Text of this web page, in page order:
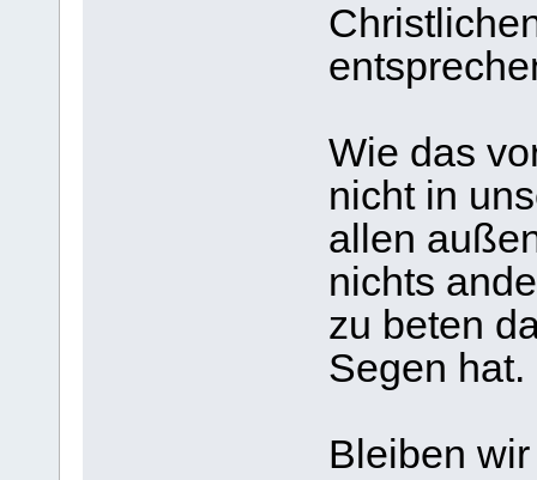
Wie das
nicht in
allen
nichts
zu beten
Segen hat.
Bleiben